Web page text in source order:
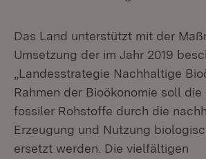
Das Land unterstützt mit der
Umsetzung der im Jahr 2019
„Landesstrategie Nachhaltige
Rahmen der Bioökonomie soll die
fossiler Rohstoffe durch die
Erzeugung und Nutzung
ersetzt werden. Die vielfältigen